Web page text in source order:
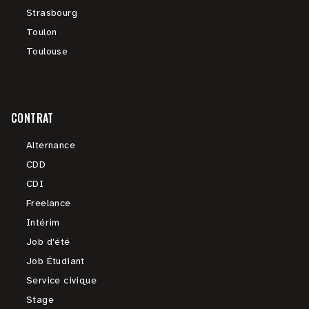
Strasbourg
Toulon
Toulouse
CONTRAT
Alternance
CDD
CDI
Freelance
Intérim
Job d'été
Job Étudiant
Service civique
Stage